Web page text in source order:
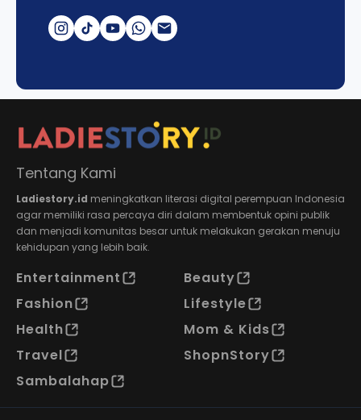
Tentang Kami
Ladiestory.id meningkatkan literasi digital perempuan Indonesia
agar memiliki rasa percaya diri dalam membentuk opini publik
dan menjadi komunitas besar untuk melakukan gerakan menuju
kehidupan yang lebih baik.
Entertainment
Beauty
Fashion
Lifestyle
Health
Mom & Kids
Travel
ShopnStory
Sambalahap